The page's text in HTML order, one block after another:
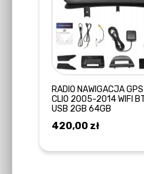
RADIO NAWIGACJA
CLIO 2005-2014 WIFI
USB 2GB 64GB
420,00 zł